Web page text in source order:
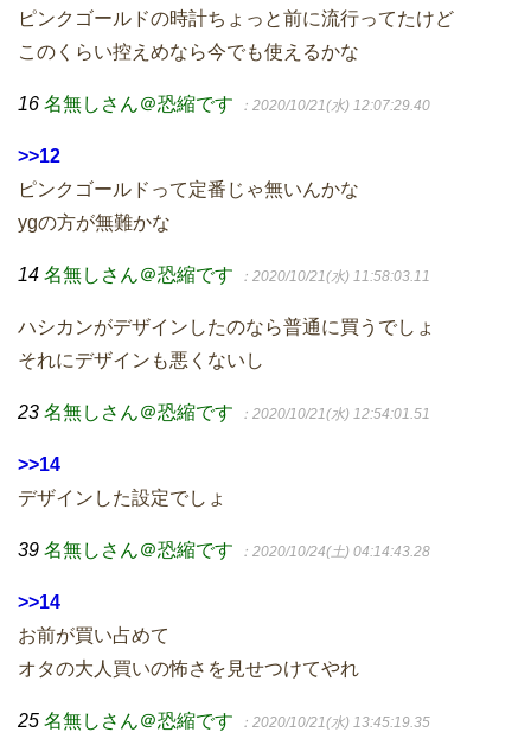
ピンクゴールドの時計ちょっと前に流行ってたけど
このくらい控えめなら今でも使えるかな
16 名無しさん＠恐縮です ：2020/10/21(水) 12:07:29.40
>>12
ピンクゴールドって定番じゃ無いんかな
ygの方が無難かな
14 名無しさん＠恐縮です ：2020/10/21(水) 11:58:03.11
ハシカンがデザインしたのなら普通に買うでしょ
それにデザインも悪くないし
23 名無しさん＠恐縮です ：2020/10/21(水) 12:54:01.51
>>14
デザインした設定でしょ
39 名無しさん＠恐縮です ：2020/10/24(土) 04:14:43.28
>>14
お前が買い占めて
オタの大人買いの怖さを見せつけてやれ
25 名無しさん＠恐縮です ：2020/10/21(水) 13:45:19.35